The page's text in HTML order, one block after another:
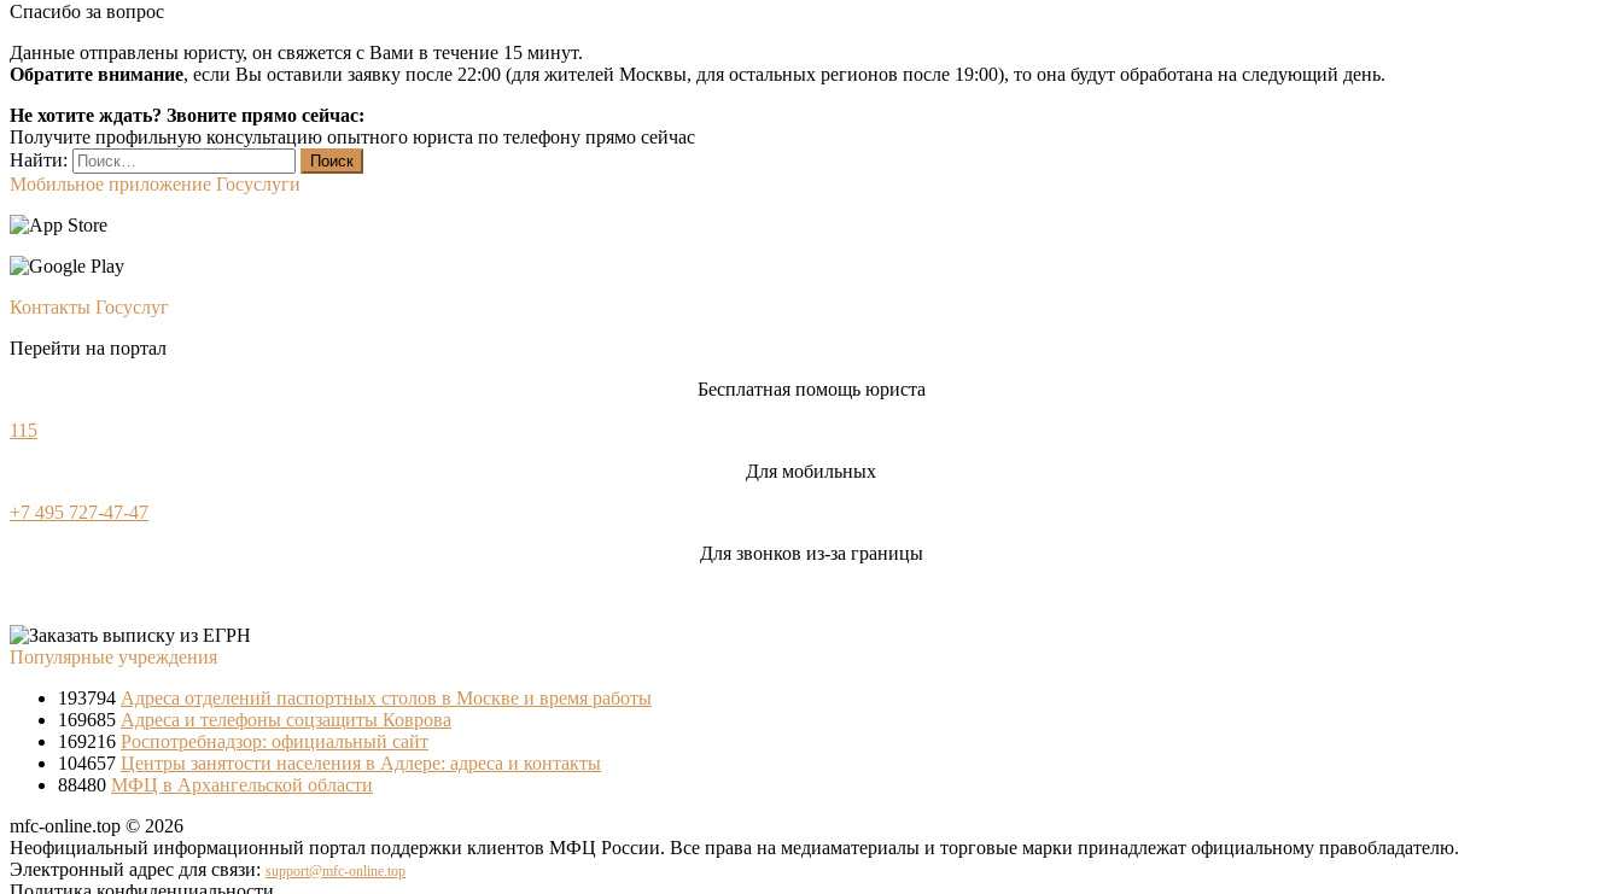
Спасибо за вопрос
Данные отправлены юристу, он свяжется с Вами в течение 15 минут.
Обратите внимание, если Вы оставили заявку после 22:00 (для жителей Москвы, для остальных регионов после 19:00), то она будут обработана на следующий день.
Не хотите ждать? Звоните прямо сейчас:
Получите профильную консультацию опытного юриста по телефону прямо сейчас
Найти:
Мобильное приложение Госуслуги
Контакты Госуслуг
Перейти на портал
Бесплатная помощь юриста
115
Для мобильных
+7 495 727-47-47
Для звонков из-за границы
Популярные учреждения
193794 Адреса отделений паспортных столов в Москве и время работы
169685 Адреса и телефоны соцзащиты Коврова
169216 Роспотребнадзор: официальный сайт
104657 Центры занятости населения в Адлере: адреса и контакты
88480 МФЦ в Архангельской области
mfc-online.top © 2026
Неофициальный информационный портал поддержки клиентов МФЦ России. Все права на медиаматериалы и торговые марки принадлежат официальному правобладателю.
Электронный адрес для связи: support@mfc-online.top